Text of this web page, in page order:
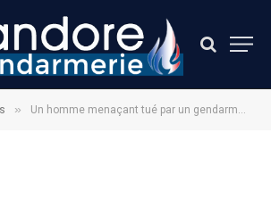
» Un homme menaçant tué par un gendarme pendant son interpellation